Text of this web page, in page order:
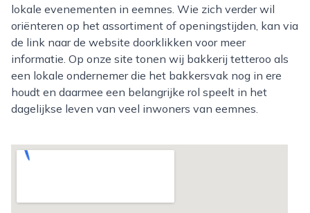
lokale evenementen in eemnes. Wie zich verder wil
oriënteren op het assortiment of openingstijden, kan via
de link naar de website doorklikken voor meer
informatie. Op onze site tonen wij bakkerij tetteroo als
een lokale ondernemer die het bakkersvak nog in ere
houdt en daarmee een belangrijke rol speelt in het
dagelijkse leven van veel inwoners van eemnes.